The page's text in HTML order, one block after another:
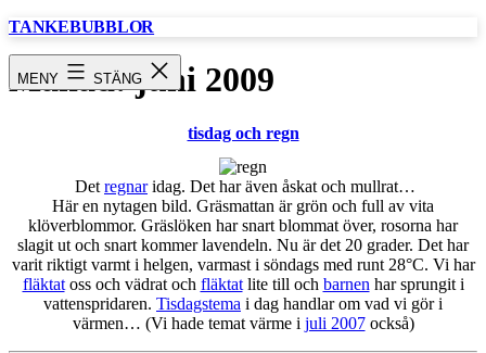
Hoppa
TANKEBUBBLOR
MENY STÄNG
Månad: juni 2009
tisdag och regn
Det regnaridag. Det har även åskat och mullrat…
Här en nytagen bild. Gräsmattan är grön och full av vita
klöverblommor. Gräslöken har snart blommat över, rosorna har
slagit ut och snart kommer lavendeln. Nu är det 20 grader. Det har
varit riktigt varmt i helgen, varmast i söndags med runt 28°C. Vi har
fläktatoss och vädrat och fläktatlite till och barnen har sprungit i
vattenspridaren. Tisdagstema i dag handlar om vad vi gör i
värmen… (Vi hade temat värme i juli 2007också)